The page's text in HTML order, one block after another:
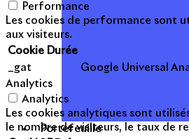
Portefeuille
Performance
Les cookies de performance sont
aux visiteurs.
Cookie Durée
_gat
Google Universal
Analytics
Analytics
Les cookies analytiques sont
le nombre de visiteurs, le taux de